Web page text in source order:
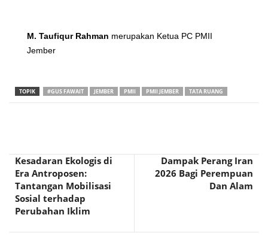
M. Taufiqur Rahman merupakan Ketua PC PMII
Jember
TOPIK #GUS FAWAIT JEMBER PMII PMII JEMBER TATA RUANG
Kesadaran Ekologis di
Era Antroposen:
Tantangan Mobilisasi
Sosial terhadap
Perubahan Iklim
Dampak Perang Iran
2026 Bagi Perempuan
Dan Alam